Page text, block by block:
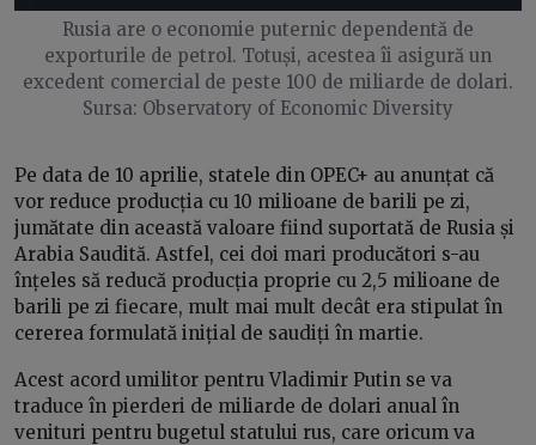
Rusia are o economie puternic dependentă de
exporturile de petrol. Totuși, acestea îi asigură un
excedent comercial de peste 100 de miliarde de dolari.
Sursa: Observatory of Economic Diversity
Pe data de 10 aprilie, statele din OPEC+ au anunțat că
vor reduce producția cu 10 milioane de barili pe zi,
jumătate din această valoare fiind suportată de Rusia și
Arabia Saudită. Astfel, cei doi mari producători s-au
înțeles să reducă producția proprie cu 2,5 milioane de
barili pe zi fiecare, mult mai mult decât era stipulat în
cererea formulată inițial de saudiți în martie.
Acest acord umilitor pentru Vladimir Putin se va
traduce în pierderi de miliarde de dolari anual în
venituri pentru bugetul statului rus, care oricum va